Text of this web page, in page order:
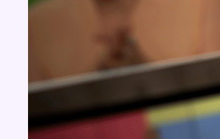
Aucun concours pour le moment